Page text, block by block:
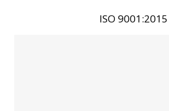
ISO 9001:2015